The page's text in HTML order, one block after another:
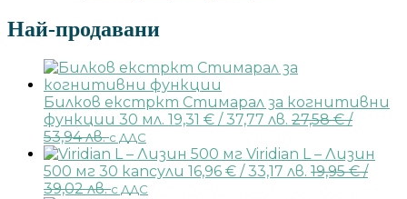
Най-продавани
Билков екстркт Стимарал за когнитивни
функции 30 мл. 19,31 € / 37,77 лв. 27,58€/
53,94 лв.с ДДС
Viridian L – Лизин
500 мг 30 капсули 16,96 € / 33,17 лв. 19,95€/
39,02 лв.с ДДС